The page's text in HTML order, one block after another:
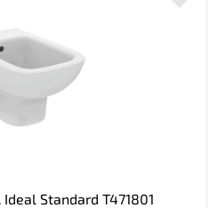
Standard T471801